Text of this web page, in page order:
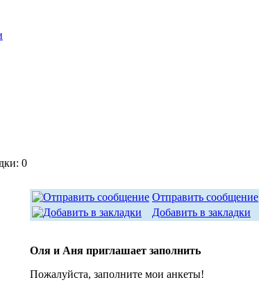
0
Отправить сообщение
Добавить в закладки
Оля и Аня приглашает заполнить
Пожалуйста, заполните мои анкеты!